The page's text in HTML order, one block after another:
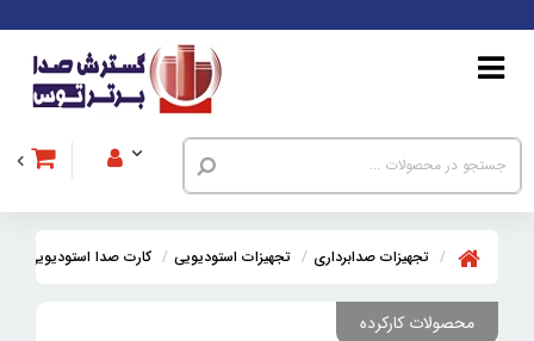
تجهیزات صدابرداری تجهیزات استودیویی کارت صدا استودیویی
محصولات کارکرده